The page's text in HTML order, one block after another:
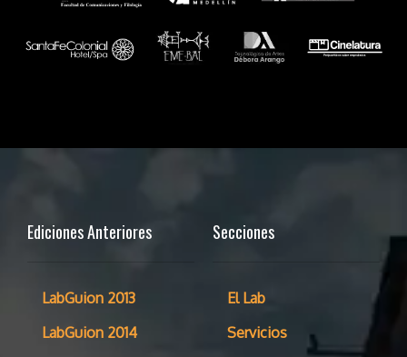
Ediciones Anteriores
LabGuion 2013
LabGuion 2014
Secciones
El Lab
Servicios